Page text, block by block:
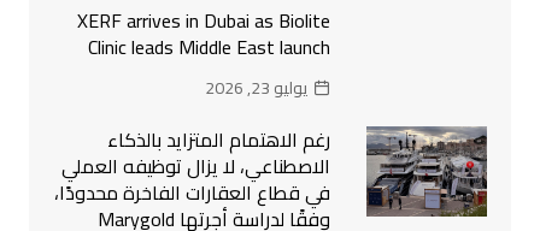
XERF arrives in Dubai as Biolite
Clinic leads Middle East launch
يوليو 23, 2026
رغم الاهتمام المتزايد بالذكاء
الاصطناعي، لا يزال توظيفه العملي
في قطاع العقارات الفاخرة محدودًا،
وفقًا لدراسة أجرتها Marygold